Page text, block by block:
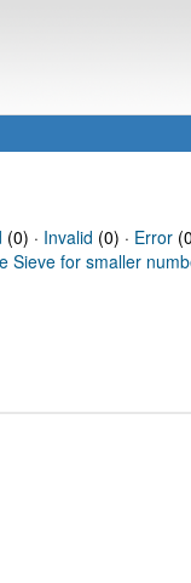
(0) · Invalid (0) · Error
Sieve for smaller